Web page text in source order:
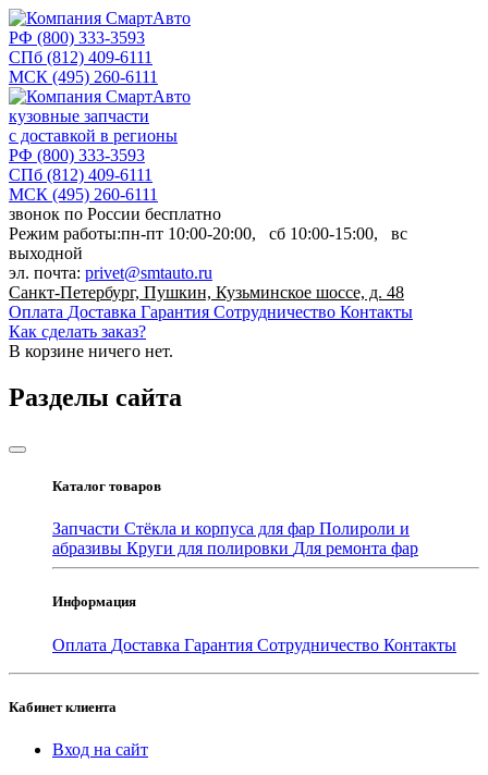
РФ (800) 333-3593
СПб (812) 409-6111
МСК (495) 260-6111
кузовные запчасти
с доставкой в регионы
РФ (800) 333-3593
СПб (812) 409-6111
МСК (495) 260-6111
звонок по России бесплатно
Режим работы:пн-пт 10:00-20:00, сб 10:00-15:00, вс
выходной
эл. почта: privet@smtauto.ru
Санкт-Петербург, Пушкин, Кузьминское шоссе, д. 48
Оплата Доставка Гарантия Сотрудничество Контакты
Как сделать заказ?
В корзине ничего нет.
Разделы сайта
Каталог товаров
Запчасти Стёкла и корпуса для фар Полироли и
абразивы Круги для полировки Для ремонта фар
Информация
Оплата Доставка Гарантия Сотрудничество Контакты
Кабинет клиента
Вход на сайт